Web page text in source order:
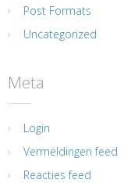
Post Formats
Uncategorized
Meta
Login
Vermeldingen feed
Reacties feed